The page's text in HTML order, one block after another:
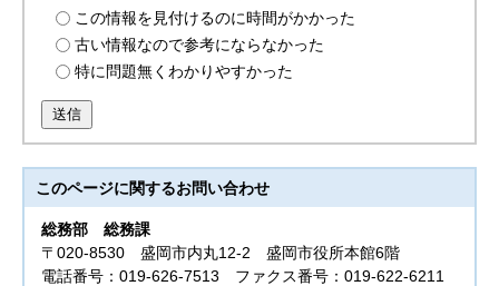
この情報を見付けるのに時間がかかった
古い情報なので参考にならなかった
特に問題無くわかりやすかった
送信
このページに関するお問い合わせ
総務部総務課
〒020-8530 盛岡市内丸12-2 盛岡市役所本館6階
電話番号：019-626-7513 ファクス番号：019-622-6211